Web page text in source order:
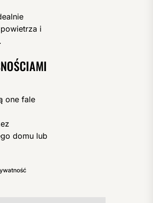
i
one fale
domu lub